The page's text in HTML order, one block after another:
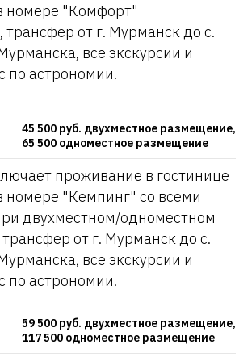
номере "Комфорт"
от г. Мурманск до с.
все экскурсии и
по астрономии.
45 500 руб. двухместное размещение,
65 500 одноместное размещение
проживание в гостинице
номере "Кемпинг" со всеми
двухместном/одноместном
от г. Мурманск до с.
все экскурсии и
по астрономии.
59 500 руб. двухместное размещение,
117 500 одноместное размещение